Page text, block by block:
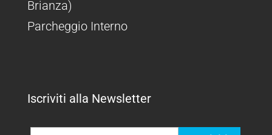
Brianza)
Parcheggio Interno
Iscriviti alla Newsletter